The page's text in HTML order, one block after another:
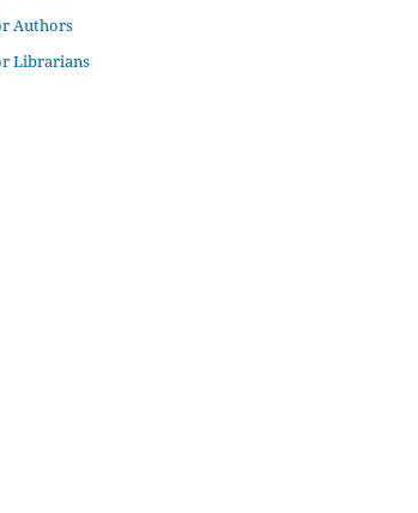
Authors
Librarians